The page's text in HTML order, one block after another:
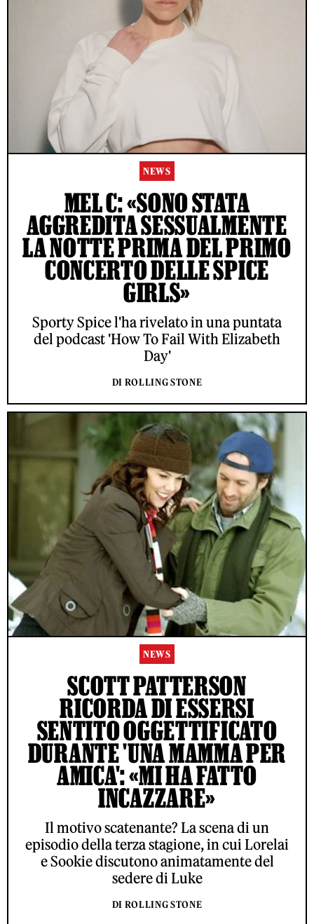
NEWS
MEL C: «SONO STATA
AGGREDITA SESSUALMENTE
LA NOTTE PRIMA DEL PRIMO
CONCERTO DELLE SPICE
GIRLS»
Sporty Spice l'ha rivelato in una puntata
del podcast 'How To Fail With Elizabeth
Day'
DI ROLLING STONE
NEWS
SCOTT PATTERSON
RICORDA DI ESSERSI
SENTITO OGGETTIFICATO
DURANTE 'UNA MAMMA PER
AMICA': «MI HA FATTO
INCAZZARE»
Il motivo scatenante? La scena di un
episodio della terza stagione, in cui Lorelai
e Sookie discutono animatamente del
sedere di Luke
DI ROLLING STONE